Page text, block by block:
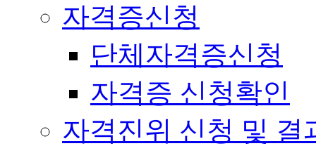
자격증신청
단체자격증신청
자격증 신청확인
자격진위 신청 및 결